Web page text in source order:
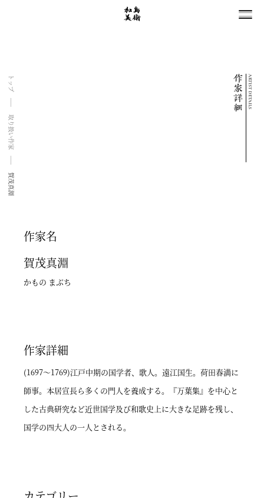
トップ
取り扱い作家
賀茂真淵
ARTIST DETAILS
作家名
賀茂真淵
かもの まぶち
作家詳細
(1697～1769)江戸中期の国学者、歌人。遠江国生。荷田春満に
師事。本居宣長ら多くの門人を養成する。『万葉集』を中心と
した古典研究など近世国学及び和歌史上に大きな足跡を残し、
国学の四大人の一人とされる。